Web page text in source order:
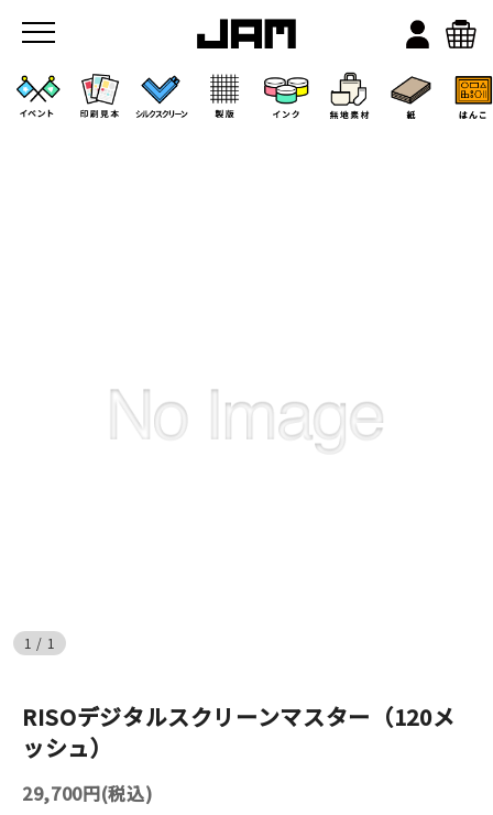
シルクスクリーン
紙
はんこ
1 / 1
RISOデジタルスクリーンマスター（120メ
ッシュ）
29,700円(税込)